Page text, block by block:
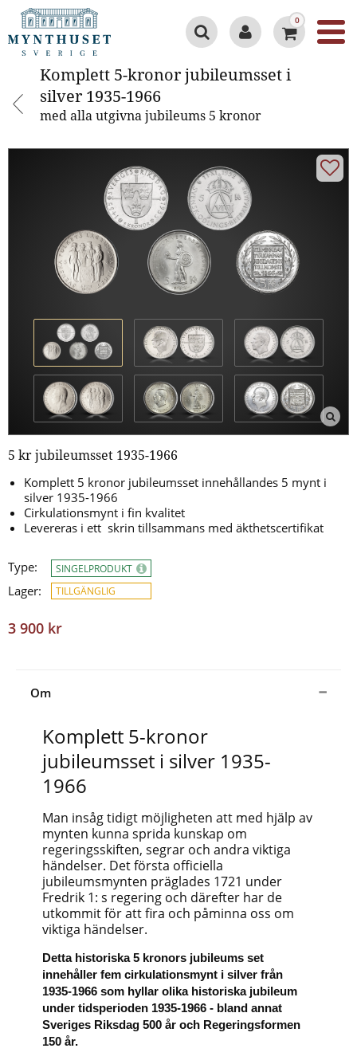
0
Komplett 5-kronor jubileumsset i
silver 1935-1966
med alla utgivna jubileums 5 kronor
5 kr jubileumsset 1935-1966
Komplett 5 kronor jubileumsset innehållandes 5 mynt i
silver 1935-1966
Cirkulationsmynt i fin kvalitet
Levereras i ett skrin tillsammans med äkthetscertifikat
Type:
Lager:
SINGELPRODUKT
TILLGÄNGLIG
3 900 kr
Om
Komplett 5-kronor
jubileumsset i silver 1935-
1966
Man insåg tidigt möjligheten att med hjälp av
mynten kunna sprida kunskap om
regeringsskiften, segrar och andra viktiga
händelser. Det första officiella
jubileumsmynten präglades 1721 under
Fredrik 1: s regering och därefter har de
utkommit för att fira och påminna oss om
viktiga händelser.
Detta historiska 5 kronors jubileums set
innehåller fem cirkulationsmynt i silver från
1935-1966 som hyllar olika historiska jubileum
under tidsperioden 1935-1966 - bland annat
Sveriges Riksdag 500 år och Regeringsformen
150 år.
Komplett 5-kronor jubileumsset i
silver 1935-1966